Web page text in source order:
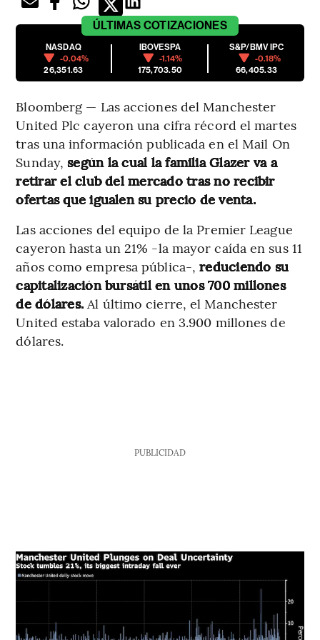
ÚLTIMAS COTIZACIONES
NASDAQ
-0.04%
26,351.63
IBOVESPA
-1.14%
175,703.50
S&P/BMV IPC
-0.18%
66,405.33
Bloomberg — Las acciones del Manchester
United Plc cayeron una cifra récord el martes
tras una información publicada en el Mail On
Sunday,según la cual la familia Glazer va a
retirar el club del mercado tras no recibir
ofertas que igualen su precio de venta.
Las acciones del equipo de la Premier League
cayeron hasta un 21% -la mayor caída en sus 11
años como empresa pública-,reduciendo su
capitalización bursátil en unos 700 millones
de dólares. Al último cierre, el Manchester
United estaba valorado en 3.900 millones de
dólares.
PUBLICIDAD